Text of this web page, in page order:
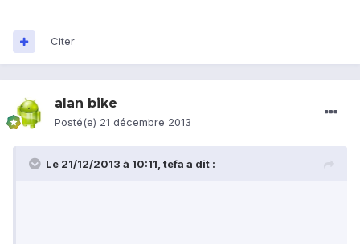
Citer
alan bike
Posté(e) 21 décembre 2013
Le 21/12/2013 à 10:11, tefa a dit :